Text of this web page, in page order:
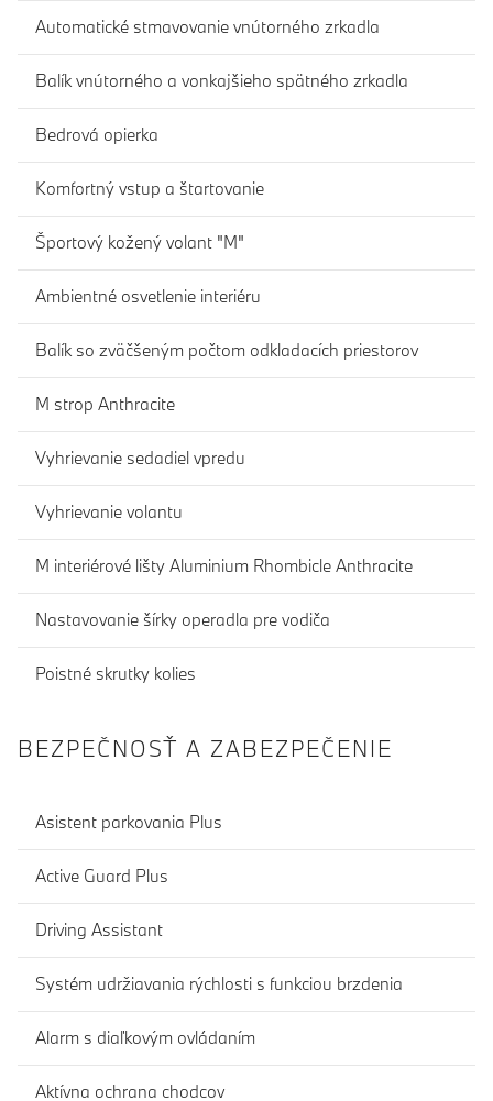
Automatické stmavovanie vnútorného zrkadla
Balík vnútorného a vonkajšieho spätného zrkadla
Bedrová opierka
Komfortný vstup a štartovanie
Športový kožený volant "M"
Ambientné osvetlenie interiéru
Balík so zväčšeným počtom odkladacích priestorov
M strop Anthracite
Vyhrievanie sedadiel vpredu
Vyhrievanie volantu
M interiérové lišty Aluminium Rhombicle Anthracite
Nastavovanie šírky operadla pre vodiča
Poistné skrutky kolies
BEZPEČNOSŤ A ZABEZPEČENIE
Asistent parkovania Plus
Active Guard Plus
Driving Assistant
Systém udržiavania rýchlosti s funkciou brzdenia
Alarm s diaľkovým ovládaním
Aktívna ochrana chodcov